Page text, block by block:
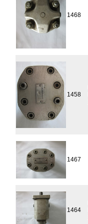
1468
1458
1467
1464